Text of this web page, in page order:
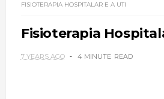
FISIOTERAPIA HOSPITALAR E A UTI
Fisioterapia
7 YEARS AGO 4 MINUTE READ